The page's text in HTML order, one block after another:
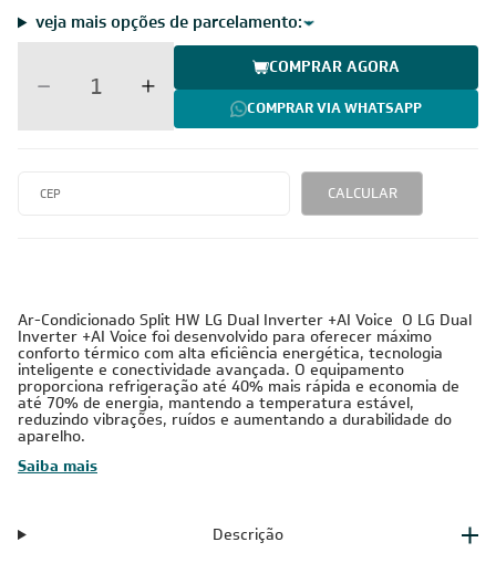
veja mais opções de parcelamento:
COMPRAR AGORA
COMPRAR VIA WHATSAPP
CALCULAR
Ar-Condicionado Split HW LG Dual Inverter +AI Voice O LG Dual
Inverter +AI Voice foi desenvolvido para oferecer máximo
conforto térmico com alta eficiência energética, tecnologia
inteligente e conectividade avançada. O equipamento
proporciona refrigeração até 40% mais rápida e economia de
até 70% de energia, mantendo a temperatura estável,
reduzindo vibrações, ruídos e aumentando a durabilidade do
aparelho.
Saiba mais
Descrição